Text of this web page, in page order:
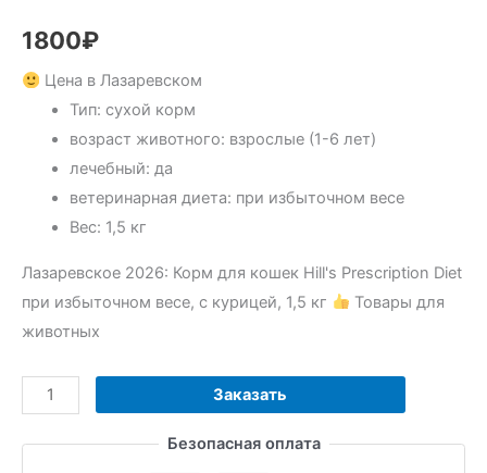
1800₽
Цена в Лазаревском
Тип: сухой корм
возраст животного: взрослые (1-6 лет)
лечебный: да
ветеринарная диета: при избыточном весе
Вес: 1,5 кг
Лазаревское 2026: Корм для кошек Hill's Prescription Diet
при избыточном весе, с курицей, 1,5 кг
Товары для
животных
Количество
товара
Корм
Заказать
Безопасная оплата